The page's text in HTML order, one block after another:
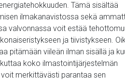
Tämä sisältää
ilmakanavistossa sekä
valvonnassa voit estää
ja tiivistykseen.
pitämään viileän ilman sisällä ja
koko ilmastointijärjestelmän
merkittävästi parantaa sen